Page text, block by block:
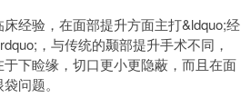
经验，在面部提升方面主打&ldquo;经
，与传统的颞部提升手术不同，
下睑缘，切口更小更隐蔽，而且在面
问题。